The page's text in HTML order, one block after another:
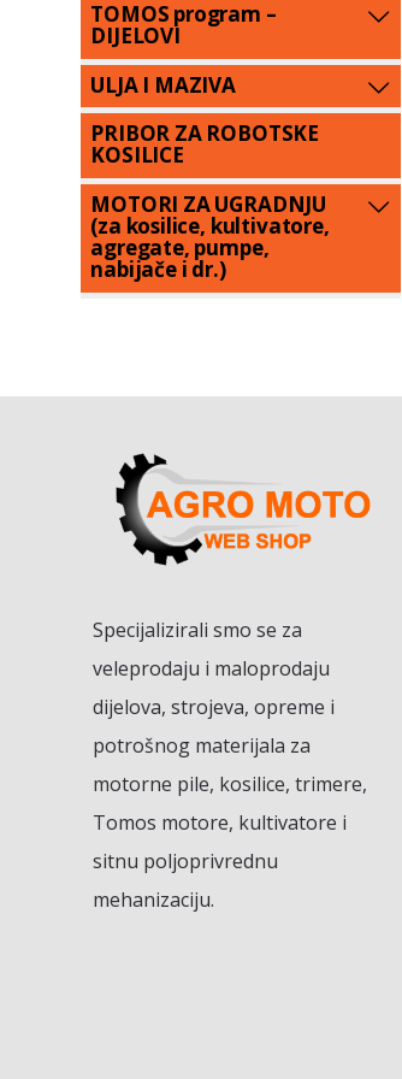
TOMOS program –
DIJELOVI
ULJA I MAZIVA
PRIBOR ZA ROBOTSKE
KOSILICE
MOTORI ZA UGRADNJU
(za kosilice, kultivatore,
agregate, pumpe,
nabijače i dr.)
Specijalizirali smo se za
veleprodaju i maloprodaju
dijelova, strojeva, opreme i
potrošnog materijala za
motorne pile, kosilice, trimere,
Tomos motore, kultivatore i
sitnu poljoprivrednu
mehanizaciju.